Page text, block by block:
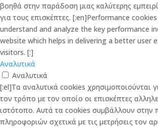
βοηθά στην παράδοση μιας καλύτερης
για τους επισκέπτες. [:en]Performance
understand and analyze the key performance
website which helps in delivering a better user
visitors. [:]
Αναλυτικά
Αναλυτικά
[:el]Τα αναλυτικά cookies χρησιμοποιούνται
τον τρόπο με τον οποίο οι επισκέπτες
ιστότοπο. Αυτά τα cookies συμβάλλουν στην
πληροφοριών σχετικά με τις μετρήσεις τον